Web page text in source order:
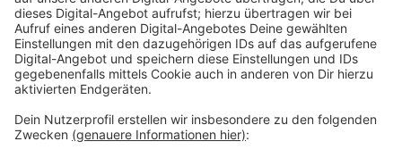
Gruppe zum Wurf von Glasflaschen in Richtung der
Polizei. Diese zerschellten unmittelbar neben den
Beamten. Kurz darauf wurden die Einsatzkräfte von
einem Zeugen angesprochen, der die drei
Flaschenwerfer eindeutig identifizieren konnte. Die
drei Männer im Alter von 20, 29 und 30 Jahren wurden
vorläufig festgenommen. Sie müssen nun mit